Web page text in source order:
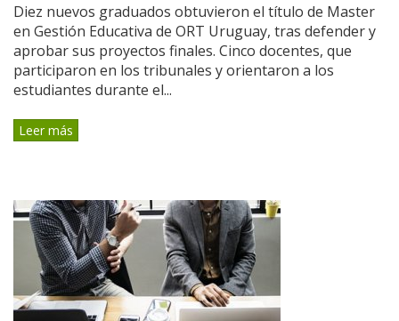
Diez nuevos graduados obtuvieron el título de Master
en Gestión Educativa de ORT Uruguay, tras defender y
aprobar sus proyectos finales. Cinco docentes, que
participaron en los tribunales y orientaron a los
estudiantes durante el...
Leer más